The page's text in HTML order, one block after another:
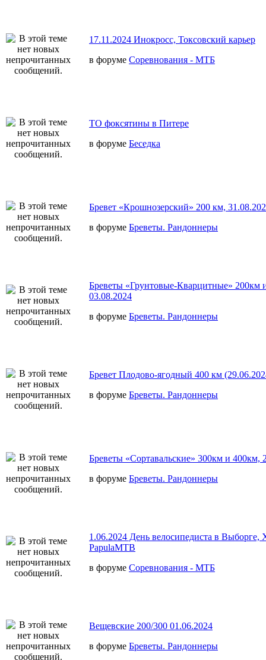
17.11.2024 Инокросс, Токсовский карьер
в форуме Соревнования - МТБ
ТО фоксятины в Питере
в форуме Беседка
Бревет «Крошнозерский» 200 км,
в форуме Бреветы. Рандоннеры
Бреветы «Грунтовые-Кварцитные» 200км
03.08.2024
в форуме Бреветы. Рандоннеры
Бревет Плодово-ягодный 400 км
в форуме Бреветы. Рандоннеры
Бреветы «Сортавальские» 300км и 400км,
в форуме Бреветы. Рандоннеры
1.06.2024 День велосипедиста в Выборге,
PapulaMTB
в форуме Соревнования - МТБ
Вещевские 200/300 01.06.2024
в форуме Бреветы. Рандоннеры